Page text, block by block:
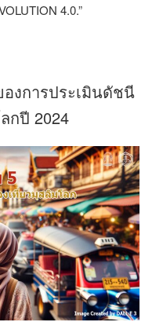
4.0.”
งการประเมินดัชนี
กปี 2024